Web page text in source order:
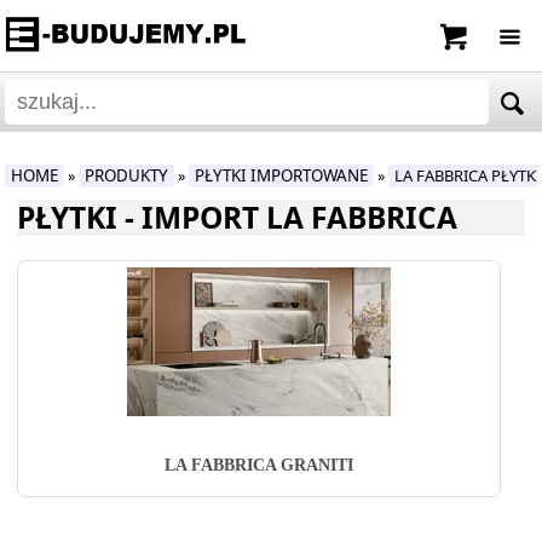
HOME » PRODUKTY » PŁYTKI IMPORTOWANE » LA FABBRICA
PŁYTKI - IMPORT LA FABBRICA
LA FABBRICA GRANITI